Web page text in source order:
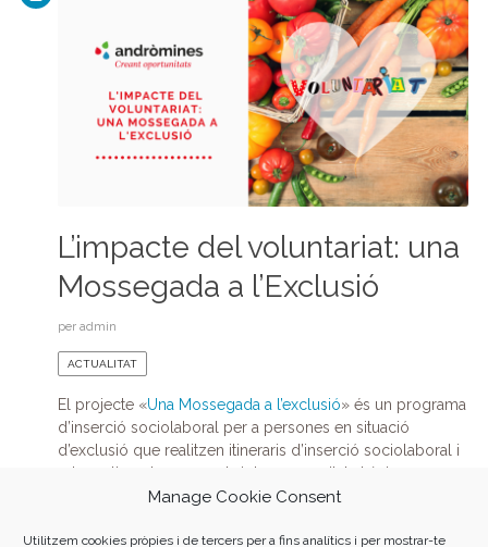
Manage Cookie Consent
Utilitzem cookies pròpies i de tercers per a fins analítics i per mostrar-te
L’impacte del voluntariat: una
Mossegada a l’Exclusió
per admin
ACTUALITAT
El projecte «Una Mossegada a l’exclusió» és un programa
d’inserció sociolaboral per a persones en situació
d’exclusió que realitzen itineraris d’inserció sociolaboral i
reben aliments per a cobrir les necessitats bàsiques per
ells/es i les seves famílies.